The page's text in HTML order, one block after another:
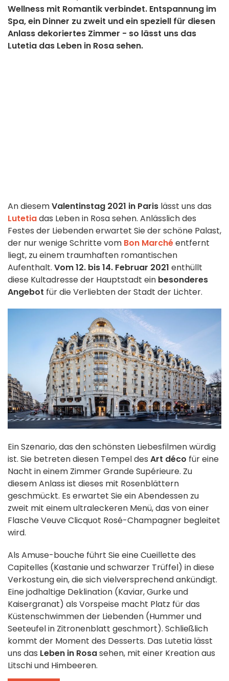
Wellness mit Romantik verbindet. Entspannung im
Spa, ein Dinner zu zweit und ein speziell für diesen
Anlass dekoriertes Zimmer - so lässt uns das
Lutetia das Leben in Rosa sehen.
An diesemValentinstag 2021 in Paris lässt uns das
Lutetiadas Leben in Rosa sehen. Anlässlich des
Festes der Liebenden erwartet Sie der schöne Palast,
der nur wenige Schritte vom Bon Marchéentfernt
liegt, zu einem traumhaften romantischen
Aufenthalt. Vom 12. bis 14. Februar 2021 enthüllt
diese Kultadresse der Hauptstadt ein besonderes
Angebot für die Verliebten der Stadt der Lichter.
Ein Szenario, das den schönsten Liebesfilmen würdig
ist. Sie betreten diesen Tempel des Art déco für eine
Nacht in einem Zimmer Grande Supérieure. Zu
diesem Anlass ist dieses mit Rosenblättern
geschmückt. Es erwartet Sie ein Abendessen zu
zweit mit einem ultraleckeren Menü, das von einer
Flasche Veuve Clicquot Rosé-Champagner begleitet
wird.
Als Amuse-bouche führt Sie eine Cueillette des
Capitelles (Kastanie und schwarzer Trüffel) in diese
Verkostung ein, die sich vielversprechend ankündigt.
Eine jodhaltige Deklination (Kaviar, Gurke und
Kaisergranat) als Vorspeise macht Platz für das
Küstenschwimmen der Liebenden (Hummer und
Seeteufel in Zitronenblatt geschmort). Schließlich
kommt der Moment des Desserts. Das Lutetia lässt
uns das Leben in Rosasehen, mit einer Kreation aus
Litschi und Himbeeren.